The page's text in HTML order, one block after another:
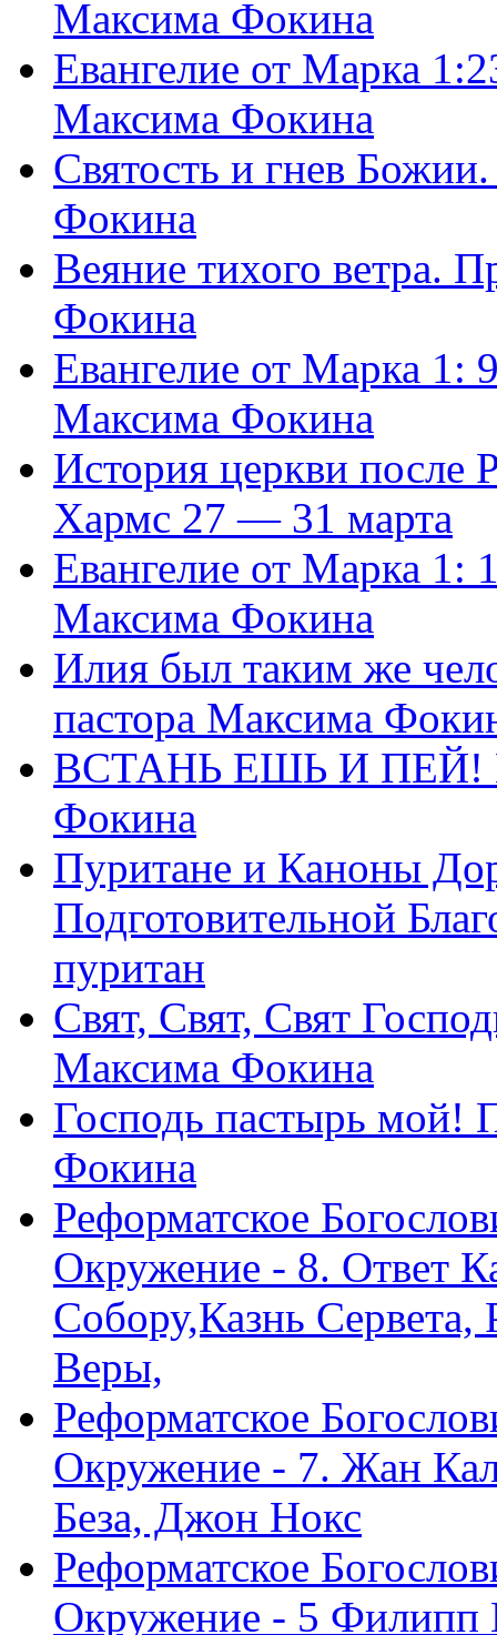
Максима Фокина
Евангелие от Марка
Максима Фокина
Святость и гнев
Фокина
Веяние тихого ветра.
Фокина
Евангелие от Марка 1:
Максима Фокина
История церкви
Хармс 27 — 31 марта
Евангелие от Марка 1:
Максима Фокина
Илия был таким же
пастора Максима
ВСТАНЬ ЕШЬ И ПЕЙ!
Фокина
Пуритане и Каноны
Подготовительной
пуритан
Свят, Свят, Свят
Максима Фокина
Господь пастырь мой!
Фокина
Реформатское
Окружение - 8. Ответ
Собору,Казнь Сервета,
Веры,
Реформатское
Окружение - 7. Жан
Беза, Джон Нокс
Реформатское
Окружение - 5 Филипп